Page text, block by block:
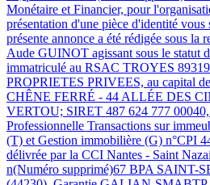
Monétaire et Financier, pour
présentation d'une pièce d'identité vous
présente annonce a été rédigée sous la
Aude GUINOT agissant sous le statut
immatriculé au RSAC TROYES
PROPRIETES PRIVEES, au capital
CHÊNE FERRÉ - 44 ALLÉE DES
VERTOU; SIRET 487 624 777
Professionnelle Transactions sur
(T) et Gestion immobilière (G) n°CPI
délivrée par la CCI Nantes - Saint
n(Numéro supprimé)67 BPA SAINT-